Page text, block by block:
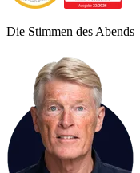
Die Stimmen des Abends